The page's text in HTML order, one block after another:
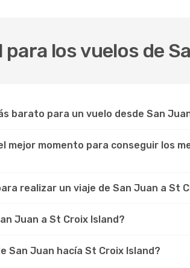
los vuelos de
barato para un vuelo desde San
mejor momento para conseguir los
realizar un viaje de San Juan a St
Juan a St Croix Island?
San Juan hacía St Croix Island?